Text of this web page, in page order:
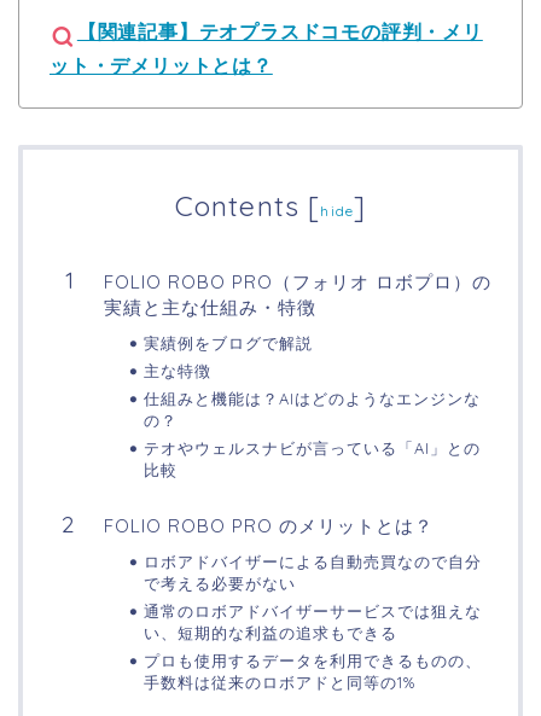
【関連記事】テオプラスドコモの評判・メリ
ット・デメリットとは？
Contents [hide]
FOLIO ROBO PRO（フォリオ ロボプロ）の
実績と主な仕組み・特徴
実績例をブログで解説
主な特徴
仕組みと機能は？AIはどのようなエンジンな
の？
テオやウェルスナビが言っている「AI」との
比較
FOLIO ROBO PRO のメリットとは？
ロボアドバイザーによる自動売買なので自分
で考える必要がない
通常のロボアドバイザーサービスでは狙えな
い、短期的な利益の追求もできる
プロも使用するデータを利用できるものの、
手数料は従来のロボアドと同等の1%